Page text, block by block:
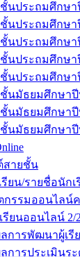
นประถมศึกษา
นประถมศึกษา
นประถมศึกษา
นประถมศึกษา
นประถมศึกษา
นมัธยมศึกษาปี
นมัธยมศึกษาปี
นมัธยมศึกษาปี
สายชั้น
รียน/รายชื่อนักเ
กรรมออนไลน์
รียนออนไลน์ 2/
การพัฒนาผู้เรี
การประเมินร